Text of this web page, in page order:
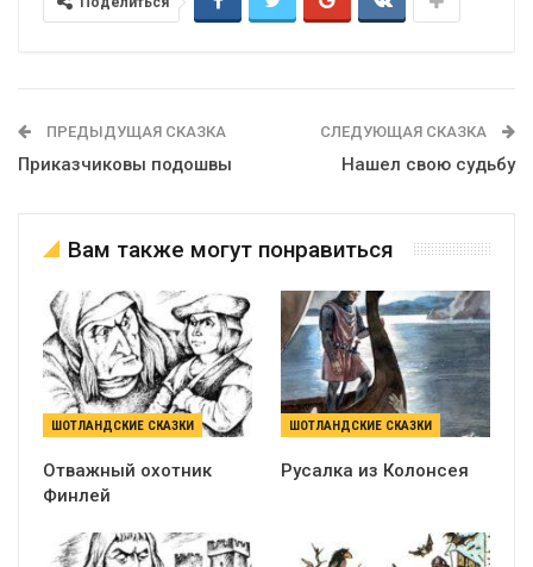
ПРЕДЫДУЩАЯ СКАЗКА
Приказчиковы подошвы
СЛЕДУЮЩАЯ СКАЗКА
Нашел свою судьбу
Вам также могут понравиться
ШОТЛАНДСКИЕ СКАЗКИ
Отважный охотник
Финлей
ШОТЛАНДСКИЕ СКАЗКИ
Русалка из Колонсея